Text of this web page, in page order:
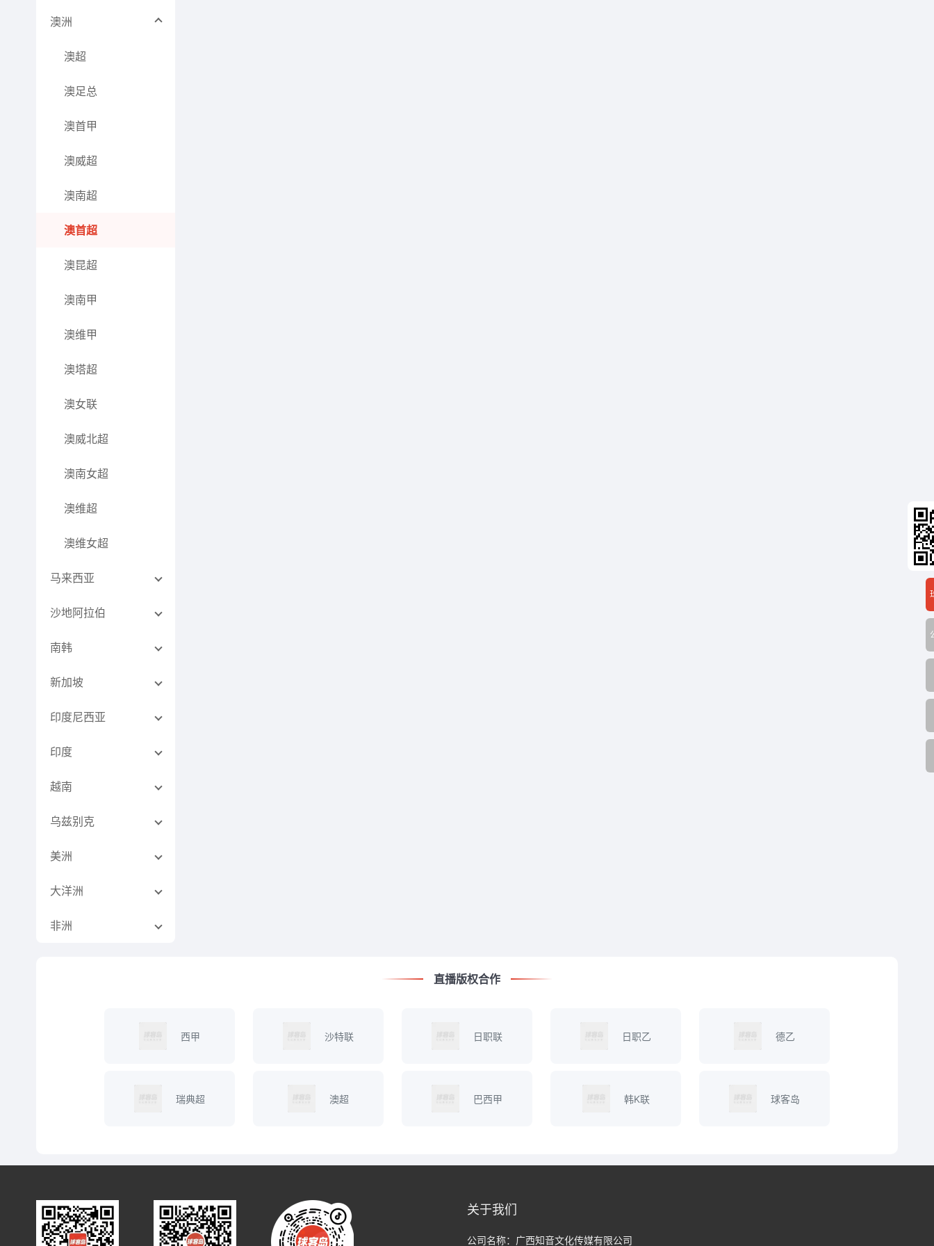
澳洲
澳超
澳足总
澳首甲
澳威超
澳南超
澳首超
澳昆超
澳南甲
澳维甲
澳塔超
澳女联
澳威北超
澳南女超
澳维超
澳维女超
马来西亚
沙地阿拉伯
南韩
新加坡
印度尼西亚
印度
越南
乌兹别克
美洲
大洋洲
非洲
直播版权合作
西甲 沙特联 日职联 日职乙 德乙
瑞典超 澳超 巴西甲 韩K联 球客岛
关于我们
公司名称： 广西知音文化传媒有限公司